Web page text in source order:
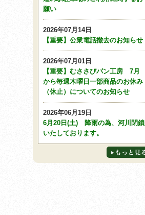
願い
2026年07月14日
【重要】公衆電話撤去のお知らせ
2026年07月01日
【重要】むささびパン工房 7月
から毎週木曜日一部商品のお休み
（休止）についてのお知らせ
2026年06月19日
6月20日(土) 降雨の為、河川閉鎖
いたしております。